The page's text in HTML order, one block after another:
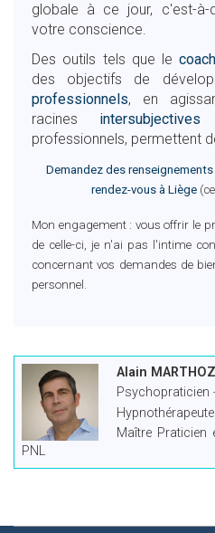
globale à ce jour, c'est-à-
votre conscience.
Des outils tels que le
des objectifs de
professionnels, en
racines intersubjectives
professionnels, permettent
Demandez des
rendez-vous à Liège
Mon engagement : vous offrir le
de celle-ci, je n'ai pas l'intime
concernant vos demandes de
personnel.
Alain MARTHOZ
Psychopraticien
Maître Praticien
PNL